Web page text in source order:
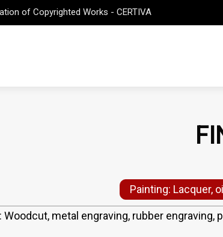
of Copyrighted Works - CERTIVA
Painting: Lacquer,
Woodcut, metal engraving, rubber